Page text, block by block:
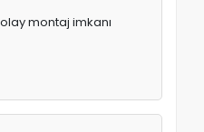
montaj imkanı